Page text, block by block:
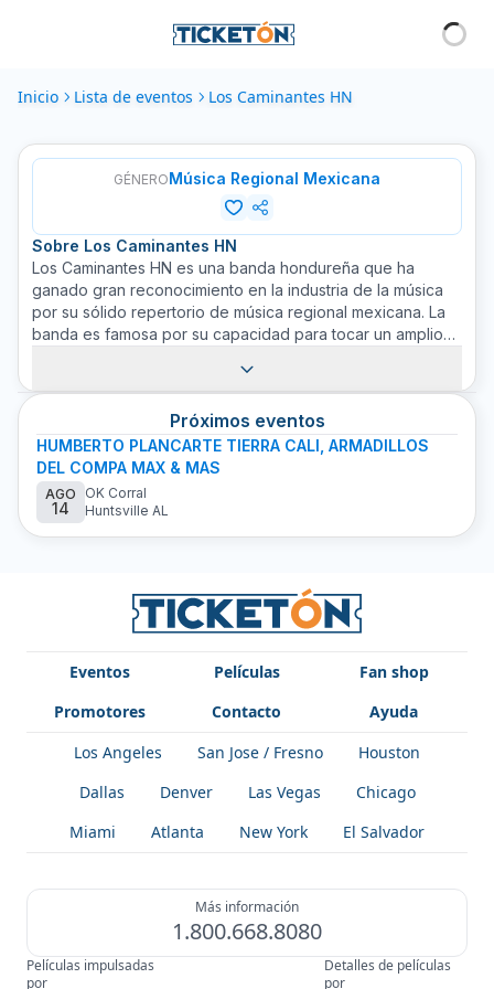
Inicio Lista de eventos Los Caminantes HN
GÉNEROMúsica Regional Mexicana
Sobre Los Caminantes HN
Los Caminantes HN es una banda hondureña que ha
ganado gran reconocimiento en la industria de la música
por su sólido repertorio de música regional mexicana. La
banda es famosa por su capacidad para tocar un amplio
tradicional mariachi hasta el moderno norteño. A lo largo
de su carrera, han demostrado una destreza admirable y
una conexión emocional con su audiencia, lo que ha
alimentado su crecimiento como artistas. Su música se
encuentra arraigada en la tradición, pero siempre mirando
hacia adelante, hacia lo que la música puede llegar a ser.
Descubre los próximos eventos de Los Caminantes HN y
compra los boletos en Ticketón.
Próximos eventos
HUMBERTO PLANCARTE TIERRA CALI, ARMADILLOS
DEL COMPA MAX & MAS
AGO
14
OK Corral
Huntsville AL
Eventos Películas
Fan shop
Promotores
Contacto
Ayuda
Los Angeles
San Jose / Fresno
Houston
Dallas
Denver Las Vegas
Chicago
Miami
Atlanta New York El Salvador
Más información
1.800.668.8080
Películas impulsadas
por
Detalles de películas
por